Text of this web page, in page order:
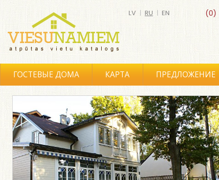
(0)
LV | RU | EN
ГОСТЕВЫЕ ДОМА КАРТА ПРЕДЛОЖЕНИЕ